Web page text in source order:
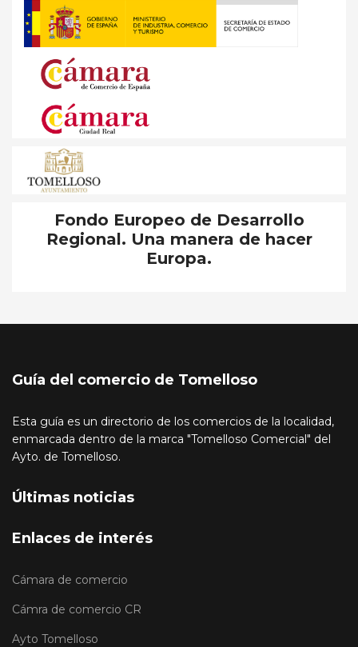
Fondo Europeo de Desarrollo
Regional. Una manera de hacer
Europa.
Guía del comercio de Tomelloso
Esta guía es un directorio de los comercios de la localidad,
enmarcada dentro de la marca "Tomelloso Comercial" del
Ayto. de Tomelloso.
Últimas noticias
Enlaces de interés
Cámara de comercio
Cámra de comercio CR
Ayto Tomelloso